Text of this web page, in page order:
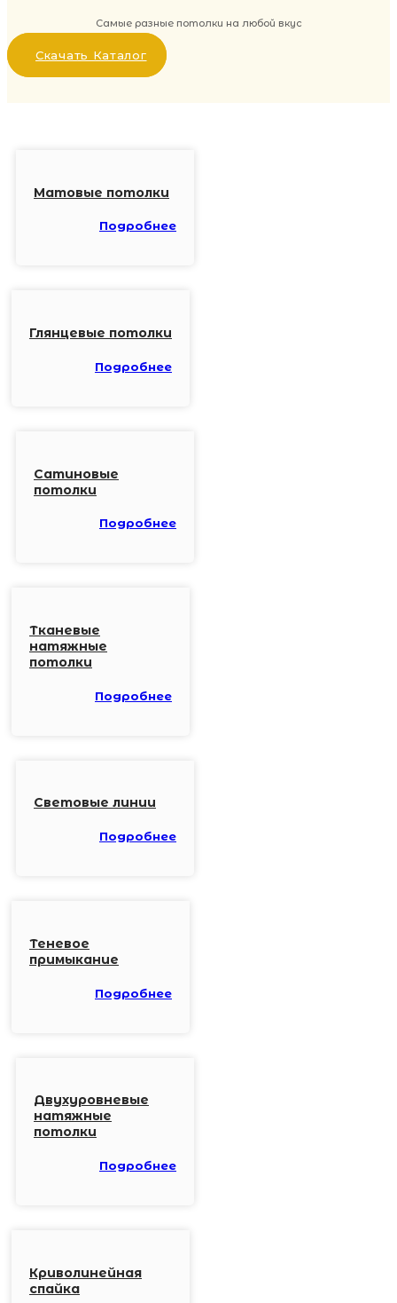
Самые разные потолки на любой вкус
Скачать Каталог
Матовые потолки
Подробнее
Глянцевые потолки
Подробнее
Сатиновые
потолки
Подробнее
Тканевые
натяжные
потолки
Подробнее
Световые линии
Подробнее
Теневое
примыкание
Подробнее
Двухуровневые
натяжные
потолки
Подробнее
Криволинейная
спайка